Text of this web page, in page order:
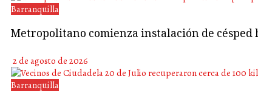
Barranquilla
Metropolitano comienza instalación de
2 de agosto de 2026
Barranquilla